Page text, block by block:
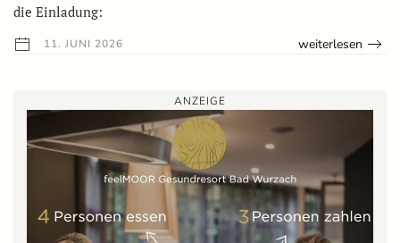
die Einladung:
11. JUNI 2026 weiterlesen
ANZEIGE